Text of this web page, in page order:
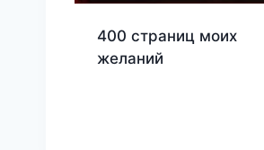
400 страниц моих
желаний